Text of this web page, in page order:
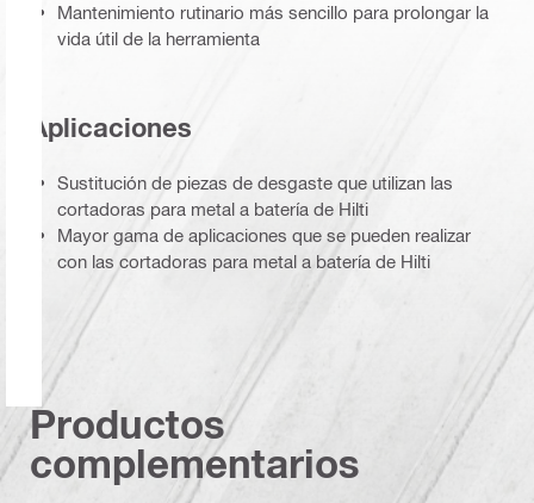
Mantenimiento rutinario más sencillo para prolongar la
vida útil de la herramienta
Aplicaciones
Sustitución de piezas de desgaste que utilizan las
cortadoras para metal a batería de Hilti
Mayor gama de aplicaciones que se pueden realizar
con las cortadoras para metal a batería de Hilti
Productos
complementarios